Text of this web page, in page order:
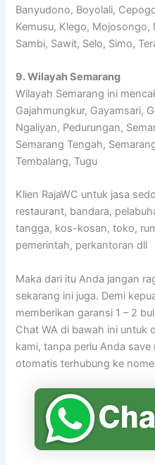
Banyudono, Boyolali,
Kemusu, Klego,
Sambi, Sawit, Selo, Simo,
9. Wilayah Semarang
Wilayah Semarang ini
Gajahmungkur, Gayamsari,
Ngaliyan, Pedurungan,
Semarang Tengah,
Tembalang, Tugu
Klien RajaWC untuk jasa
restaurant, bandara,
tangga, kos-kosan, toko,
pemerintah, perkantoran dll
Maka dari itu Anda jangan
sekarang ini juga. Demi
memberikan garansi 1 – 2
Chat WA di bawah ini untuk
kami, tanpa perlu Anda
otomatis terhubung ke